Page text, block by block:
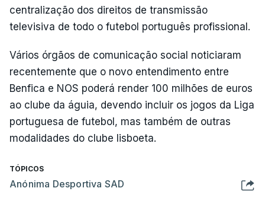
centralização dos direitos de transmissão
televisiva de todo o futebol português profissional.
Vários órgãos de comunicação social noticiaram
recentemente que o novo entendimento entre
Benfica e NOS poderá render 100 milhões de euros
ao clube da águia, devendo incluir os jogos da Liga
portuguesa de futebol, mas também de outras
modalidades do clube lisboeta.
TÓPICOS
Anónima Desportiva SAD